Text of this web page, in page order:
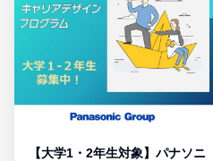
【大学1・2年生対象】パナソニ